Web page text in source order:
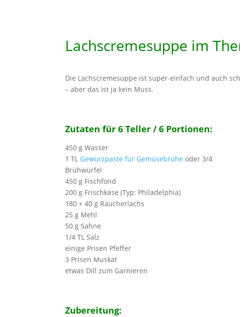
Lachscremesuppe im
Die Lachscremesuppe ist super-einfach und auch
– aber das ist ja kein Muss.
Zutaten für 6 Teller / 6 Portionen:
450 g Wasser
1 TL Gewürzpaste für Gemüsebrühe oder 3/4
Brühwürfel
450 g Fischfond
200 g Frischkäse (Typ: Philadelphia)
180 + 40 g Räucherlachs
25 g Mehl
50 g Sahne
1/4 TL Salz
einige Prisen Pfeffer
3 Prisen Muskat
etwas Dill zum Garnieren
Zubereitung: